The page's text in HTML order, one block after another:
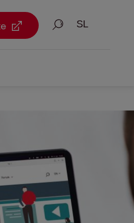
Iskanje